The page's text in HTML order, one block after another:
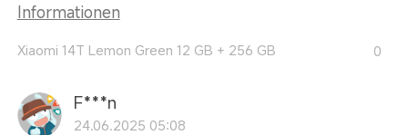
Informationen
Xiaomi 14T Lemon Green 12 GB + 256 GB 0
F***n
24.06.2025 05:08